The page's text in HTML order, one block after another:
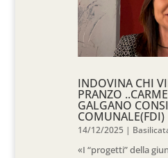
INDOVINA CHI
PRANZO
GALGANO
COMUNALE(FDI)
14/12/2025 |
«I “progetti” della